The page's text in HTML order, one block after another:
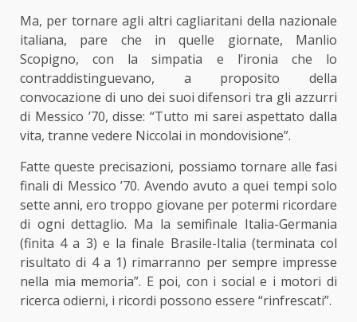
Ma, per tornare agli altri cagliaritani della nazionale
italiana, pare che in quelle giornate, Manlio
Scopigno, con la simpatia e l’ironia che lo
contraddistinguevano, a proposito della
convocazione di uno dei suoi difensori tra gli azzurri
di Messico ’70, disse: “Tutto mi sarei aspettato dalla
vita, tranne vedere Niccolai in mondovisione”.
Fatte queste precisazioni, possiamo tornare alle fasi
finali di Messico ’70. Avendo avuto a quei tempi solo
sette anni, ero troppo giovane per potermi ricordare
di ogni dettaglio. Ma la semifinale Italia-Germania
(finita 4 a 3) e la finale Brasile-Italia (terminata col
risultato di 4 a 1) rimarranno per sempre impresse
nella mia memoria”. E poi, con i social e i motori di
ricerca odierni, i ricordi possono essere “rinfrescati”.